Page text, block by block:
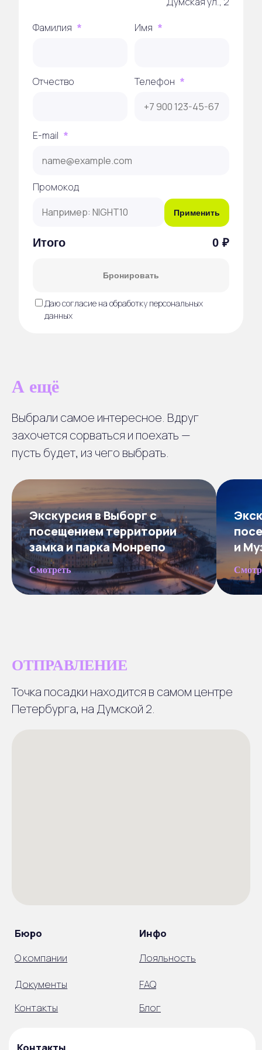
Фамилия * Имя *
Отчество Телефон *
E-mail *
Промокод
Применить
Итого 0 ₽
Бронировать
Даю согласие на обработку персональных
данных
А ещё
Выбрали самое интересное. Вдруг
захочется сорваться и поехать —
пусть будет, из чего выбрать.
Экскурсия в Выборг с
посещением территории
замка и парка Монрепо
Смотреть
и
ОТПРАВЛЕНИЕ
Точка посадки находится в самом центре
Петербурга, на Думской 2.